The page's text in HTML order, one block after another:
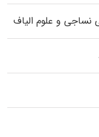
و علوم الیاف